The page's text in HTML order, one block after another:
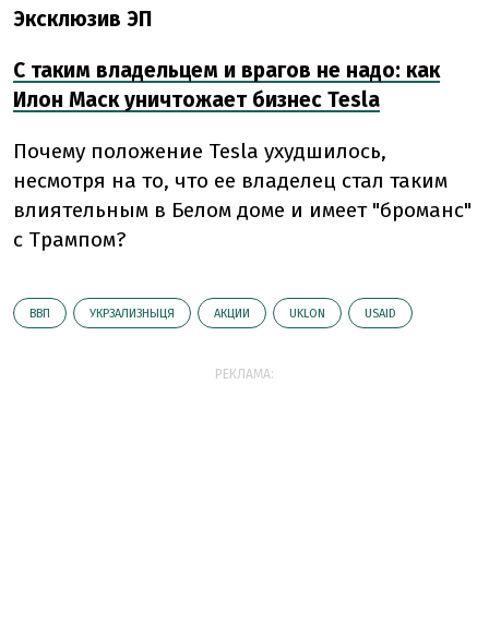
Эксклюзив ЭП
С таким владельцем и врагов не надо: как
Илон Маск уничтожает бизнес Tesla
Почему положение Tesla ухудшилось,
несмотря на то, что ее владелец стал таким
влиятельным в Белом доме и имеет "броманс"
с Трампом?
ВВП УКРЗАЛИЗНЫЦЯ АКЦИИ UKLON USAID
РЕКЛАМА: